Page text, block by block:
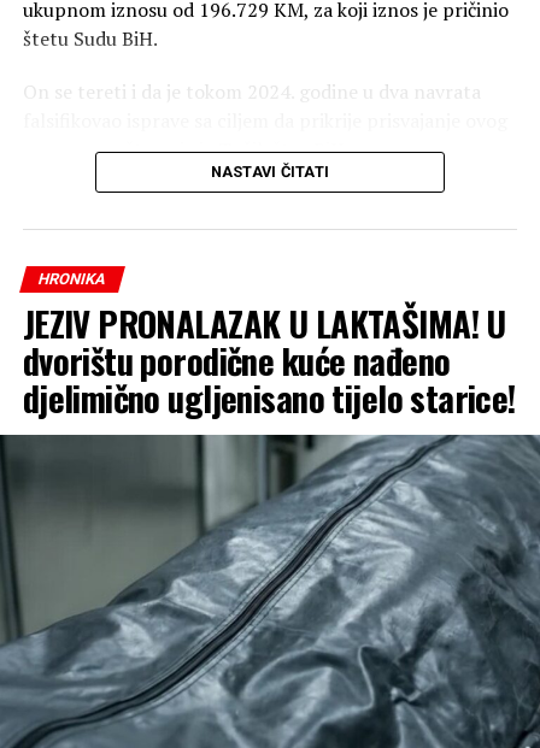
ukupnom iznosu od 196.729 KM, za koji iznos je pričinio
štetu Sudu BiH.
On se tereti i da je tokom 2024. godine u dva navrata
novca, saopšteno je iz Tužilaštva BiH.
u službi, te krivično djelo falsifikovanje isprave.
NASTAVI ČITATI
HRONIKA
JEZIV PRONALAZAK U LAKTAŠIMA! U
dvorištu porodične kuće nađeno
djelimično ugljenisano tijelo starice!